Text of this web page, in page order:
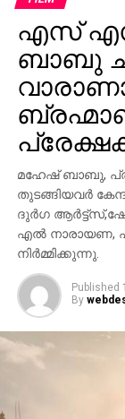
എസ് എസ്
ബാബു
മഹേഷ് ബാബു,
തുടങ്ങിയവർ
ദുർഗ
എൽ നാരായണ,
നിർമ്മിക്കുന്നു.
Published
By